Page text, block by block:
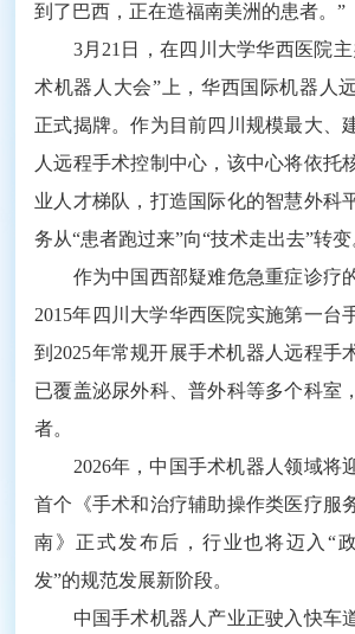
到了巴西，正在造福南美洲的患者。”
3月21日，在四川大学华西医院主
术机器人大会”上，华西国际机器人
正式揭牌。作为目前四川规模最大、
人远程手术控制中心，该中心将依托
业人才梯队，打造国际化的智慧外科
务从“患者跑过来”向“技术走出去”转变
作为中国西部疑难危急重症诊疗
2015年四川大学华西医院实施第一台
到2025年常规开展手术机器人远程手
已覆盖泌尿外科、普外科等多个科室
者。
2026年，中国手术机器人领域将迎
首个《手术和治疗辅助操作类医疗服
南》正式发布后，行业也将迈入“
发”的规范发展新阶段。
中国手术机器人产业正驶入快车